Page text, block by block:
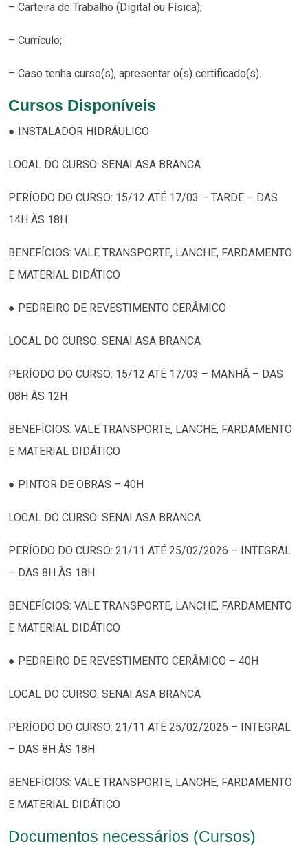
– Carteira de Trabalho (Digital ou Física);
– Currículo;
– Caso tenha curso(s), apresentar o(s) certificado(s).
Cursos Disponíveis
● INSTALADOR HIDRÁULICO
LOCAL DO CURSO: SENAI ASA BRANCA
PERÍODO DO CURSO: 15/12 ATÉ 17/03 – TARDE – DAS
14H ÀS 18H
BENEFÍCIOS: VALE TRANSPORTE, LANCHE, FARDAMENTO
E MATERIAL DIDÁTICO
● PEDREIRO DE REVESTIMENTO CERÂMICO
LOCAL DO CURSO: SENAI ASA BRANCA
PERÍODO DO CURSO: 15/12 ATÉ 17/03 – MANHÃ – DAS
08H ÀS 12H
BENEFÍCIOS: VALE TRANSPORTE, LANCHE, FARDAMENTO
E MATERIAL DIDÁTICO
● PINTOR DE OBRAS – 40H
LOCAL DO CURSO: SENAI ASA BRANCA
PERÍODO DO CURSO: 21/11 ATÉ 25/02/2026 – INTEGRAL
– DAS 8H ÀS 18H
BENEFÍCIOS: VALE TRANSPORTE, LANCHE, FARDAMENTO
E MATERIAL DIDÁTICO
● PEDREIRO DE REVESTIMENTO CERÂMICO – 40H
LOCAL DO CURSO: SENAI ASA BRANCA
PERÍODO DO CURSO: 21/11 ATÉ 25/02/2026 – INTEGRAL
– DAS 8H ÀS 18H
BENEFÍCIOS: VALE TRANSPORTE, LANCHE, FARDAMENTO
E MATERIAL DIDÁTICO
Documentos necessários (Cursos)